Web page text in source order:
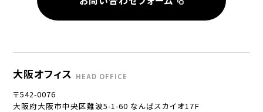
大阪オフィス HEAD OFFICE
〒542-0076
大阪府大阪市中央区難波5-1-60 なんばスカイオ17Ｆ